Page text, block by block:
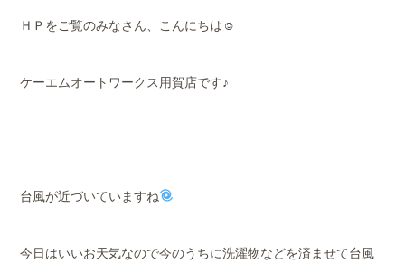
ＨＰをご覧のみなさん、こんにちは☺
ケーエムオートワークス用賀店です♪
台風が近づいていますね
今日はいいお天気なので今のうちに洗濯物などを済ませて台風